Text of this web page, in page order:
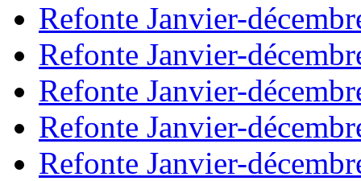
Refonte Janvier-
Refonte Janvier-
Refonte Janvier-
Refonte Janvier-
Refonte Janvier-